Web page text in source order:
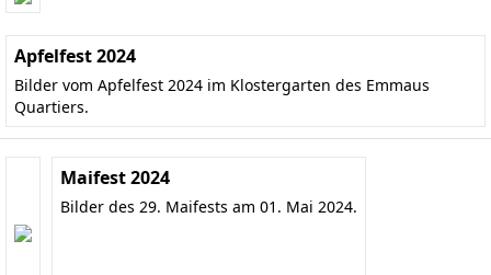
Apfelfest 2024
Bilder vom Apfelfest 2024 im Klostergarten des Emmaus
Quartiers.
Maifest 2024
Bilder des 29. Maifests am 01. Mai 2024.